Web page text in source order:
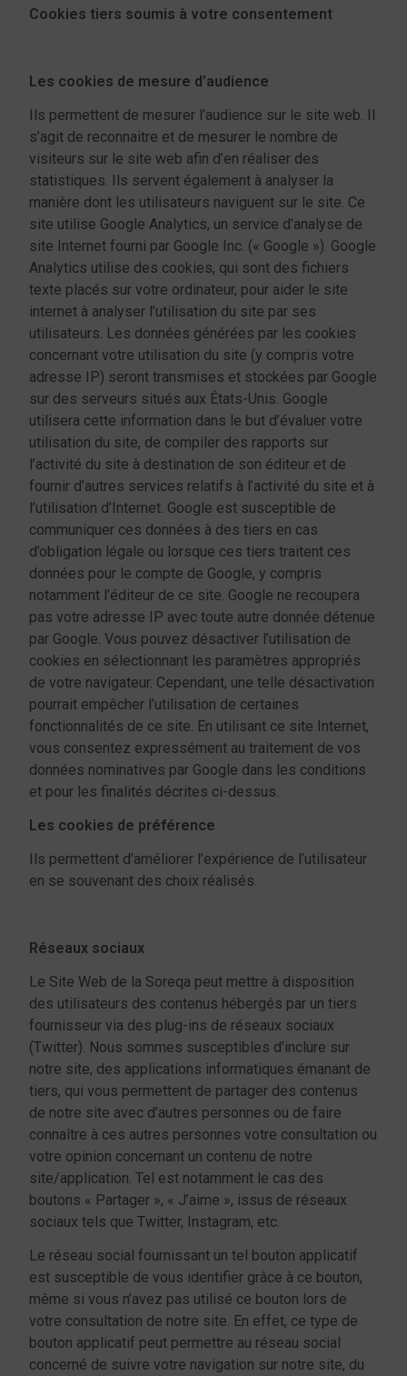
Cookies tiers soumis à votre consentement
Les cookies de mesure d’audience
Ils permettent de mesurer l’audience sur le site web. Il
s’agit de reconnaitre et de mesurer le nombre de
visiteurs sur le site web afin d’en réaliser des
statistiques. Ils servent également à analyser la
manière dont les utilisateurs naviguent sur le site. Ce
site utilise Google Analytics, un service d’analyse de
site Internet fourni par Google Inc. (« Google »). Google
Analytics utilise des cookies, qui sont des fichiers
texte placés sur votre ordinateur, pour aider le site
internet à analyser l’utilisation du site par ses
utilisateurs. Les données générées par les cookies
concernant votre utilisation du site (y compris votre
adresse IP) seront transmises et stockées par Google
sur des serveurs situés aux États-Unis. Google
utilisera cette information dans le but d’évaluer votre
utilisation du site, de compiler des rapports sur
l’activité du site à destination de son éditeur et de
fournir d’autres services relatifs à l’activité du site et à
l’utilisation d’Internet. Google est susceptible de
communiquer ces données à des tiers en cas
d’obligation légale ou lorsque ces tiers traitent ces
données pour le compte de Google, y compris
notamment l’éditeur de ce site. Google ne recoupera
pas votre adresse IP avec toute autre donnée détenue
par Google. Vous pouvez désactiver l’utilisation de
cookies en sélectionnant les paramètres appropriés
de votre navigateur. Cependant, une telle désactivation
pourrait empêcher l’utilisation de certaines
fonctionnalités de ce site. En utilisant ce site Internet,
vous consentez expressément au traitement de vos
données nominatives par Google dans les conditions
et pour les finalités décrites ci-dessus.
Les cookies de préférence
Ils permettent d’améliorer l’expérience de l’utilisateur
en se souvenant des choix réalisés.
Réseaux sociaux
Le Site Web de la Soreqa peut mettre à disposition
des utilisateurs des contenus hébergés par un tiers
fournisseur via des plug-ins de réseaux sociaux
(Twitter). Nous sommes susceptibles d’inclure sur
notre site, des applications informatiques émanant de
tiers, qui vous permettent de partager des contenus
de notre site avec d’autres personnes ou de faire
connaître à ces autres personnes votre consultation ou
votre opinion concernant un contenu de notre
site/application. Tel est notamment le cas des
boutons « Partager », « J’aime », issus de réseaux
sociaux tels que Twitter, Instagram, etc.
Le réseau social fournissant un tel bouton applicatif
est susceptible de vous identifier grâce à ce bouton,
même si vous n’avez pas utilisé ce bouton lors de
votre consultation de notre site. En effet, ce type de
bouton applicatif peut permettre au réseau social
concerné de suivre votre navigation sur notre site, du